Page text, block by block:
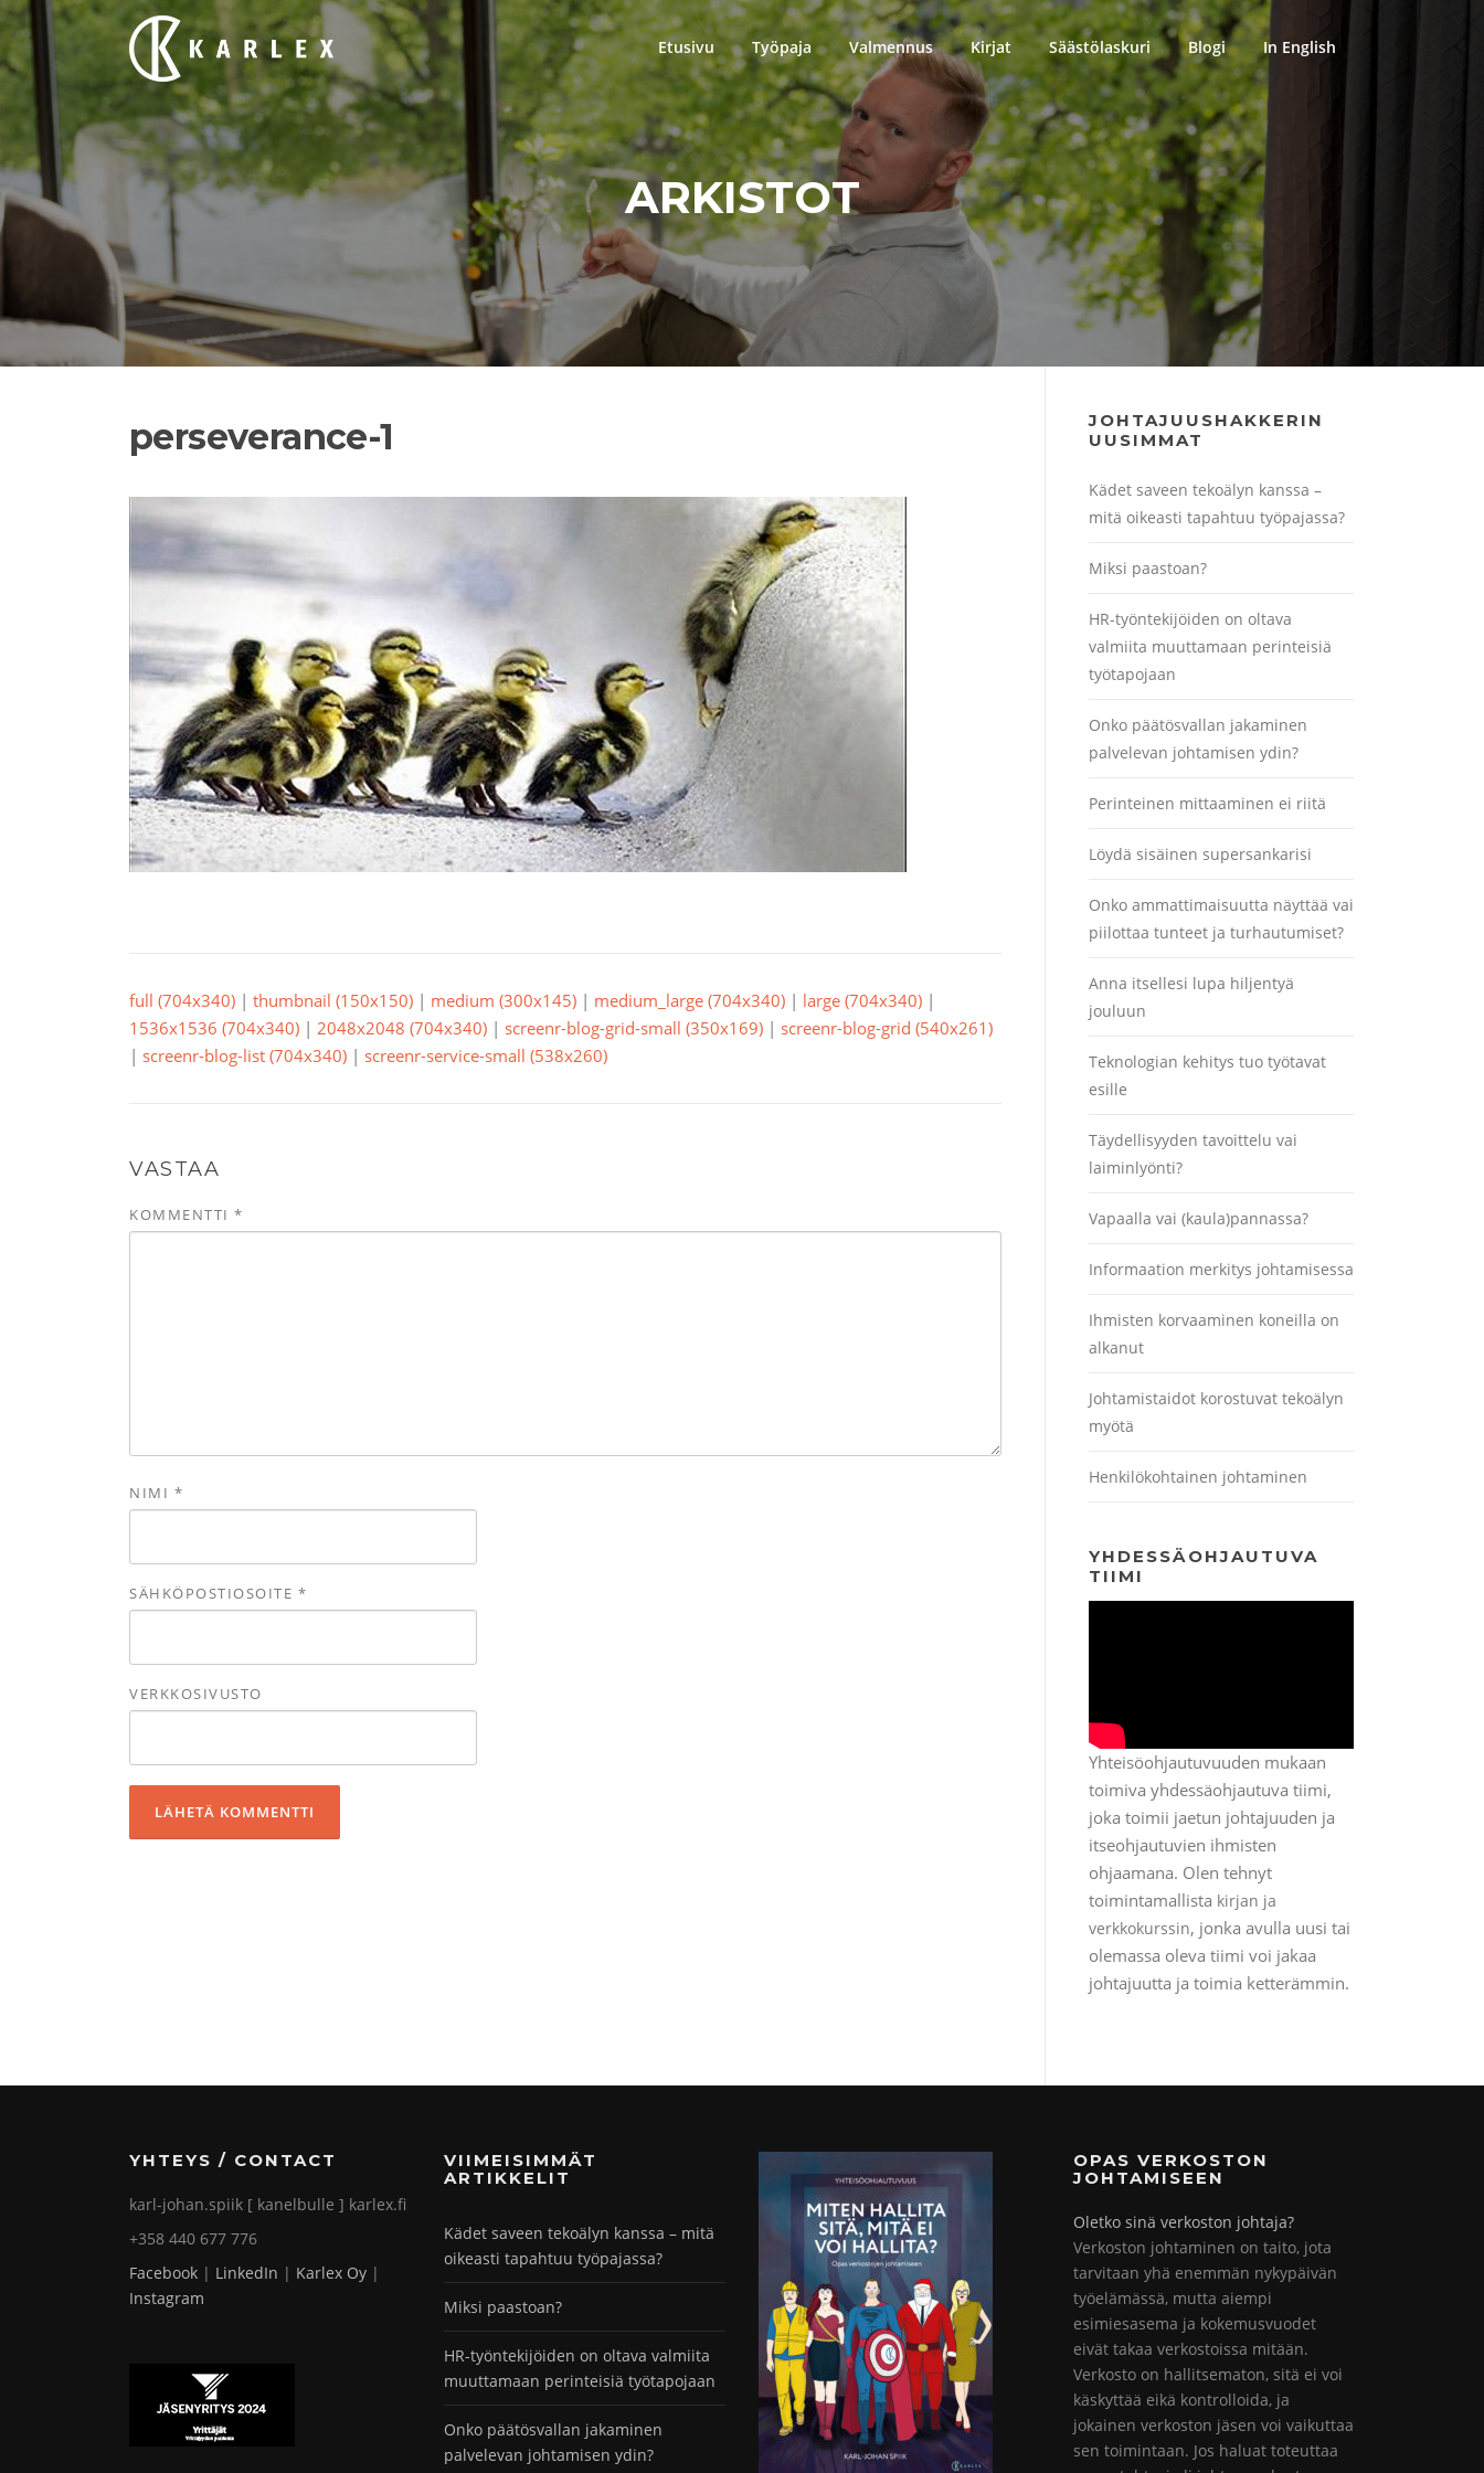
Siirry
suoraan
sisältöön
Etusivu Työpaja Valmennus Kirjat Säästölaskuri Blogi In English
ARKISTOT
perseverance-1
full (704x340) | thumbnail (150x150) | medium (300x145) | medium_large (704x340) | large (704x340) |
1536x1536 (704x340) | 2048x2048 (704x340) | screenr-blog-grid-small (350x169) | screenr-blog-grid (540x261)
| screenr-blog-list (704x340) | screenr-service-small (538x260)
VASTAA
KOMMENTTI *
NIMI *
SÄHKÖPOSTIOSOITE *
VERKKOSIVUSTO
JOHTAJUUSHAKKERIN
UUSIMMAT
Kädet saveen tekoälyn kanssa –
mitä oikeasti tapahtuu työpajassa?
Miksi paastoan?
HR-työntekijöiden on oltava
valmiita muuttamaan perinteisiä
työtapojaan
Onko päätösvallan jakaminen
palvelevan johtamisen ydin?
Perinteinen mittaaminen ei riitä
Löydä sisäinen supersankarisi
Onko ammattimaisuutta näyttää vai
piilottaa tunteet ja turhautumiset?
Anna itsellesi lupa hiljentyä
jouluun
Teknologian kehitys tuo työtavat
esille
Täydellisyyden tavoittelu vai
laiminlyönti?
Vapaalla vai (kaula)pannassa?
Informaation merkitys johtamisessa
Ihmisten korvaaminen koneilla on
alkanut
Johtamistaidot korostuvat tekoälyn
myötä
Henkilökohtainen johtaminen
YHDESSÄOHJAUTUVA
TIIMI
Yhteisöohjautuvuuden mukaan
toimiva yhdessäohjautuva tiimi,
joka toimii jaetun johtajuuden ja
itseohjautuvien ihmisten
ohjaamana. Olen tehnyt
toimintamallista kirjan ja
verkkokurssin, jonka avulla uusi tai
olemassa oleva tiimi voi jakaa
johtajuutta ja toimia ketterämmin.
YHTEYS / CONTACT
karl-johan.spiik [ kanelbulle ] karlex.fi
+358 440 677 776
Facebook | LinkedIn | Karlex Oy |
Instagram
VIIMEISIMMÄT
ARTIKKELIT
Kädet saveen tekoälyn kanssa – mitä
oikeasti tapahtuu työpajassa?
Miksi paastoan?
HR-työntekijöiden on oltava valmiita
muuttamaan perinteisiä työtapojaan
Onko päätösvallan jakaminen
palvelevan johtamisen ydin?
OPAS VERKOSTON
JOHTAMISEEN
Oletko sinä verkoston johtaja?
Verkoston johtaminen on taito, jota
tarvitaan yhä enemmän nykypäivän
työelämässä, mutta aiempi
esimiesasema ja kokemusvuodet
eivät takaa verkostoissa mitään.
Verkosto on hallitsematon, sitä ei voi
käskyttää eikä kontrolloida, ja
jokainen verkoston jäsen voi vaikuttaa
sen toimintaan. Jos haluat toteuttaa